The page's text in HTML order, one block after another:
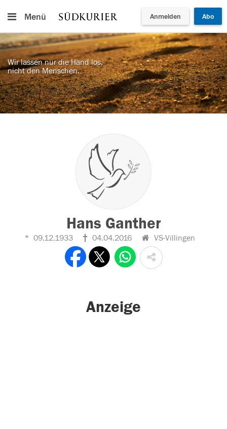
Menü Anmelden Abo
Wir lassen nur die Hand los,
nicht den Menschen.
Hans Ganther
09.12.1933 04.04.2016 VS-Villingen
Anzeige